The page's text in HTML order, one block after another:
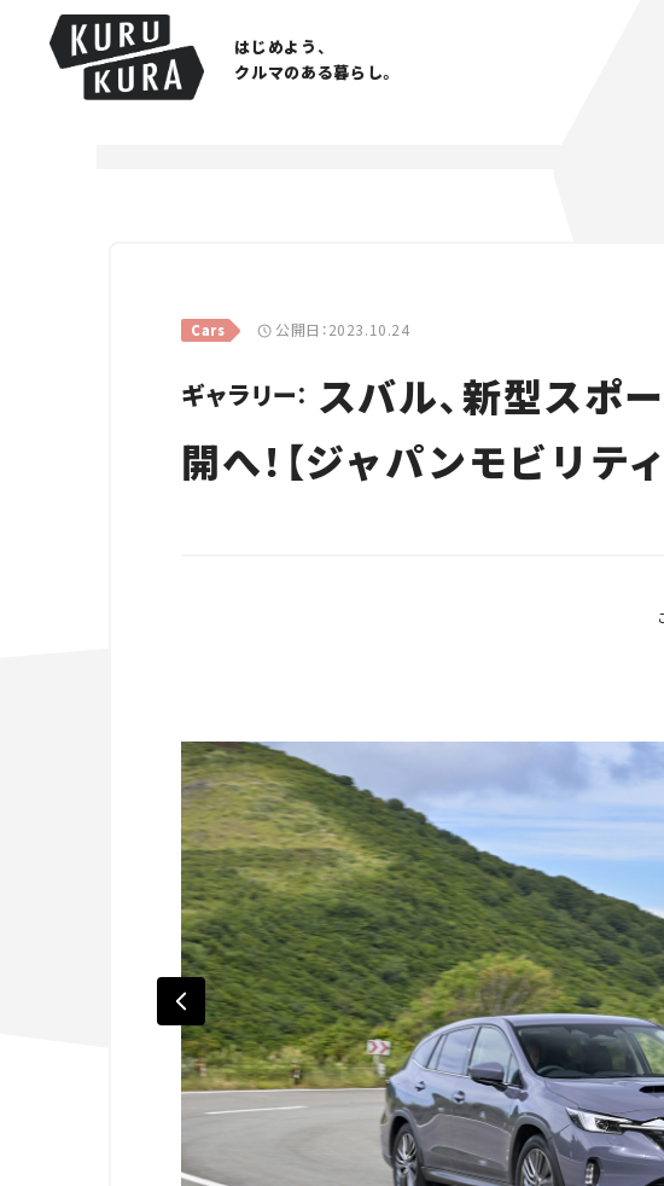
はじめよう、
クルマのある暮らし。
Cars 公開日：2023.10.24
ギャラリー： スバル、新型スポ
開へ！【ジャパンモビリテ